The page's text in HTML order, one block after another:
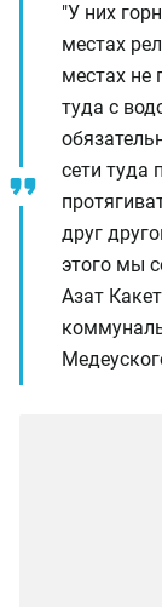
"У них
местах
местах не
туда с
сети туда
друг
этого мы
Азат